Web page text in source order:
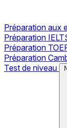
Préparation aux
Préparation
Préparation
Préparation
Test de niveau